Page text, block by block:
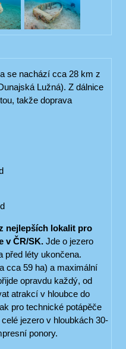
se nachází cca 28 km z
Lužná). Z dálnice
takže doprava
nejlepších lokalit pro
v ČR/SK. Jde o jezero
před léty ukončena.
cca 59 ha) a maximální
opravdu každý, od
atrakcí v hloubce do
pro technické potápěče
jezero v hloubkách 30-
ponory.